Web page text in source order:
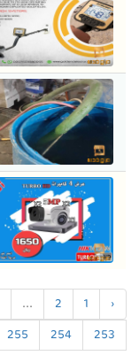
‹
1
2
...
253
254
255